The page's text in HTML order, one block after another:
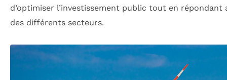
d’optimiser l’investissement public tout en répondant
des différents secteurs.